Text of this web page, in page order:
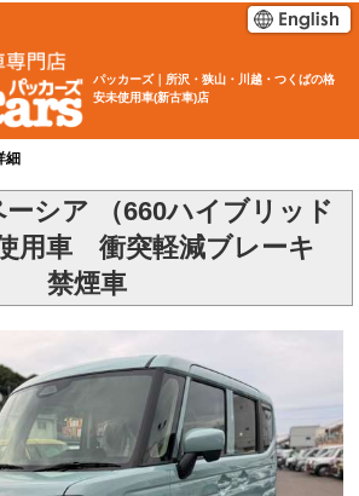
パッカーズ｜所沢・狭山・川越・つくばの格
安未使用車(新古車)店
細
シア （660ハイブリッド
用車 衝突軽減ブレーキ
禁煙車